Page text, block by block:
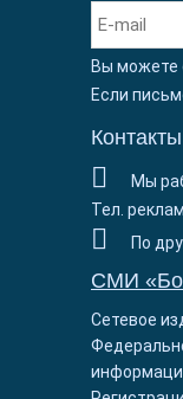
Вы можете
Если
Мы
Тел.
По
СМИ
Сетевое